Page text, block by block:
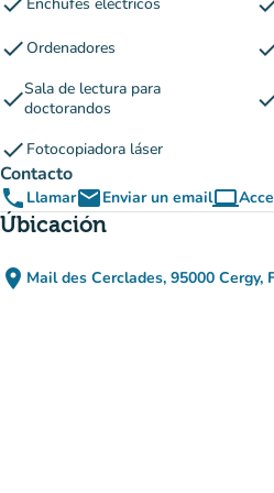
checkOrdenadores
checkSala de lectura para
doctorandos
check Fotocopiadora láser
Contacto
phone LlamaremailEnviar un emailcomputer
Úbicación
place Mail des Cerclades, 95000 Cergy,
(abrir en Google
(nueva pestaña)